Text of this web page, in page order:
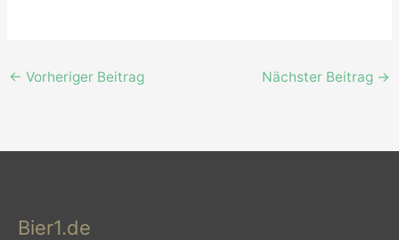
← Vorheriger Beitrag Nächster Beitrag →
Bier1.de